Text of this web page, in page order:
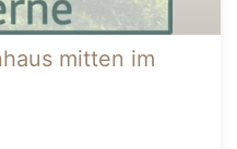
mitten im